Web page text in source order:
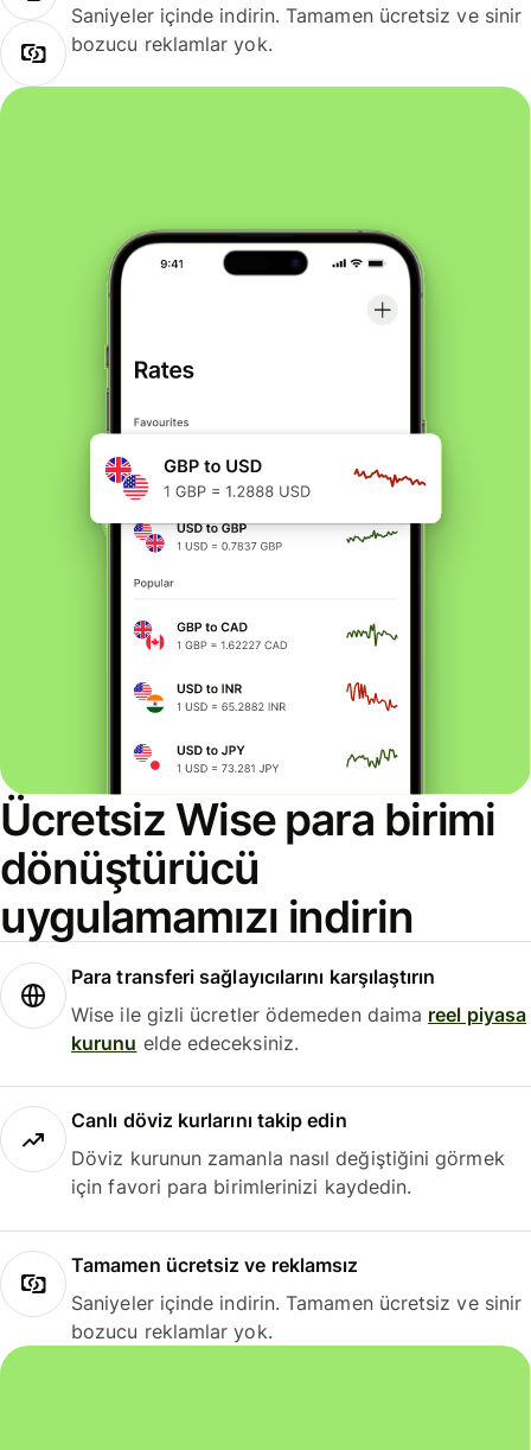
Saniyeler içinde indirin. Tamamen ücretsiz ve sinir
bozucu reklamlar yok.
Ücretsiz Wise para birimi
dönüştürücü
uygulamamızı indirin
Para transferi sağlayıcılarını karşılaştırın
Wise ile gizli ücretler ödemeden daima reel piyasa
kurunu elde edeceksiniz.
Canlı döviz kurlarını takip edin
Döviz kurunun zamanla nasıl değiştiğini görmek
için favori para birimlerinizi kaydedin.
Tamamen ücretsiz ve reklamsız
Saniyeler içinde indirin. Tamamen ücretsiz ve sinir
bozucu reklamlar yok.